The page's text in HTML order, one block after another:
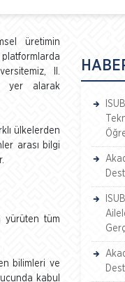
üretimin
II.
yer alarak
ülkelerden
arası bilgi
yürüten tüm
bilimleri ve
kabul